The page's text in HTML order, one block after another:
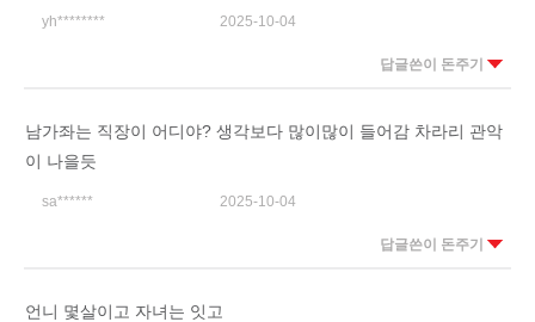
yh******** 2025-10-04
답글쓴이 돈주기
남가좌는 직장이 어디야? 생각보다 많이많이 들어감 차라리 관악
이 나을듯
sa****** 2025-10-04
답글쓴이 돈주기
언니 몇살이고 자녀는 잇고